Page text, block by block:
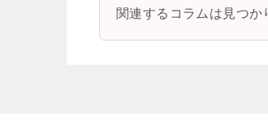
関連するコラムは見つか